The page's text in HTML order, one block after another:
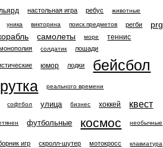
настольная игра ребус животные
уника викторина поиск предметов регби prg
самолеты море
теннис
солдатик лошади
юмор лодки бейсбол
реального времени
софтбол улица бизнес хоккей
квест
футбольные космос необычные
игр скролл-шутер мотокросс клавиатура